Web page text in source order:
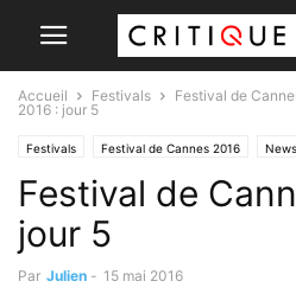
Accueil Festivals Festival de
2016 : jour 5
Festivals Festival de Cannes 2016 News
Festival de
jour 5
Par Julien - 15 mai 2016